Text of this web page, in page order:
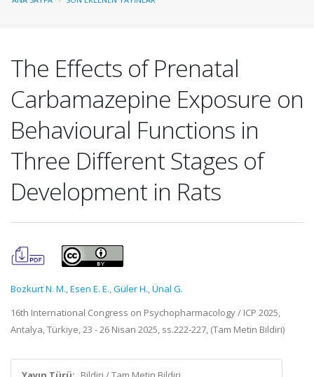
The Effects of Prenatal
Carbamazepine Exposure on
Behavioural Functions in
Three Different Stages of
Development in Rats
Bozkurt N. M.,Esen E. E.,Güler H.,Ünal G.
16th International Congress on Psychopharmacology / ICP 2025,
Antalya, Türkiye, 23 - 26 Nisan 2025, ss.222-227, (Tam Metin Bildiri)